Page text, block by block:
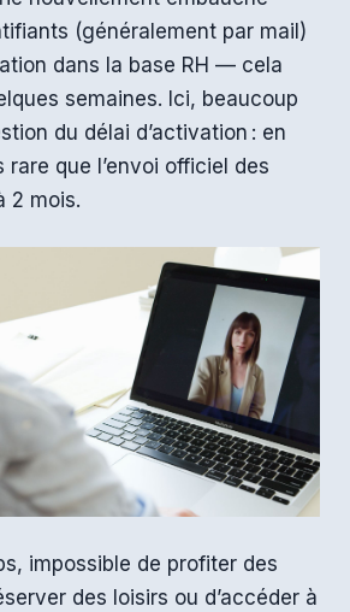
(généralement par mail)
dans la base RH — cela
semaines. Ici, beaucoup
du délai d’activation : en
rare que l’envoi officiel des
2 mois.
impossible de profiter des
des loisirs ou d’accéder à